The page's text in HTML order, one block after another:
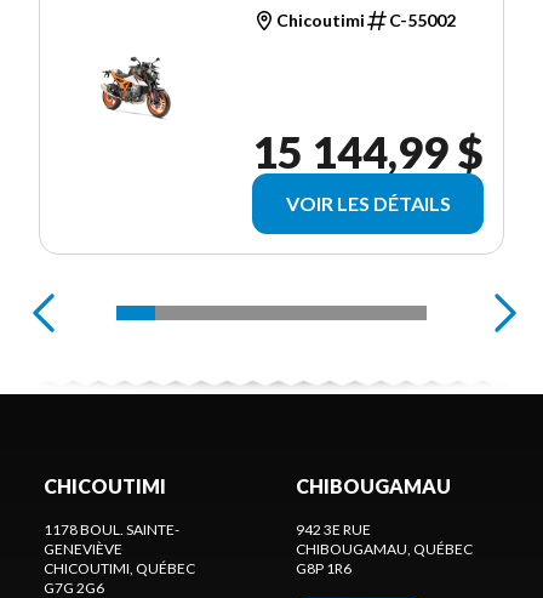
Chicoutimi C-55002
15 144,99 $
VOIR LES DÉTAILS
CHICOUTIMI
1178 BOUL. SAINTE-
GENEVIÈVE
CHICOUTIMI , QUÉBEC
G7G 2G6
CHIBOUGAMAU
942 3E RUE
CHIBOUGAMAU , QUÉBEC
G8P 1R6